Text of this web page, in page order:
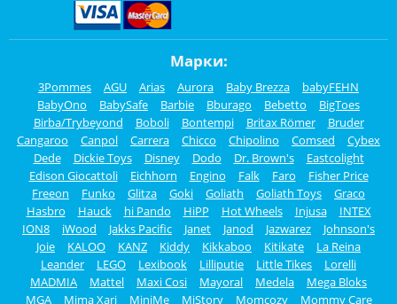
Марки:
3Pommes AGU Arias Aurora Baby Brezza
babyFEHN
BabyOno
BabySafe Barbie Bburago Bebetto
BigToes
Birba/Trybeyond
Boboli Bontempi Britax Römer
Bruder
Cangaroo
Canpol Carrera Chicco Chipolino Comsed
Cybex
Dede
Dickie Toys Disney Dodo Dr. Brown's
Eastcolight
Edison Giocattoli
Eichhorn Engino Falk Faro
Fisher Price
Freeon
Funko Glitza Goki Goliath Goliath Toys
Graco
Hasbro
Hauck hi Pando HiPP Hot Wheels Injusa
INTEX
ION8
iWood Jakks Pacific Janet Janod Jazwarez
Johnson's
Joie
KALOO KANZ Kiddy Kikkaboo Kitikate
La Reina
Leander
LEGO Lexibook Lilliputie Little Tikes
Lorelli
MADMIA
Mattel Maxi Cosi Mayoral Medela
Mega Bloks
MGA
Mima Xari MiniMe MiStory Momcozy Mommy Care